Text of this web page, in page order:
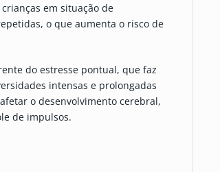
em situação de
o que aumenta o risco de
do estresse pontual, que faz
intensas e prolongadas
o desenvolvimento cerebral,
de impulsos.